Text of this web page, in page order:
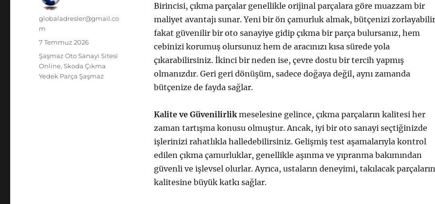
Birincisi, çıkma parçalar genellikle orijinal parçalara göre muazzam bir
maliyet avantajı sunar. Yeni bir ön çamurluk almak, bütçenizi
fakat güvenilir bir oto sanayiye gidip çıkma bir parça bulursanız, hem
cebinizi korumuş olursunuz hem de aracınızı kısa sürede yola
çıkarabilirsiniz. İkinci bir neden ise, çevre dostu bir tercih yapmış
olmanızdır. Geri geri dönüşüm, sadece doğaya değil, aynı zamanda
bütçenize de fayda sağlar.
Kalite ve Güvenilirlikmeselesine gelince, çıkma parçaların kalitesi her
zaman tartışma konusu olmuştur. Ancak, iyi bir oto sanayi seçtiğinizde
işlerinizi rahatlıkla halledebilirsiniz. Gelişmiş test aşamalarıyla kontrol
edilen çıkma çamurluklar, genellikle aşınma ve yıpranma bakımından
güvenli ve işlevsel olurlar. Ayrıca, ustaların deneyimi, takılacak parçaların
kalitesine büyük katkı sağlar.
Yazar
globaladresler@gmail.co
m
Yayın
7 Temmuz 2026
Kategoriler
Şaşmaz Oto Sanayi Sitesi
Online,Skoda Çıkma
Yedek Parça Şaşmaz